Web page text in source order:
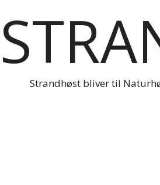
Strandhøst bliver til